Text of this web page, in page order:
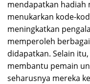
mendapatkan hadiah
menukarkan kode-
meningkatkan
memperoleh
didapatkan. Selain
membantu pemain
seharusnya mereka